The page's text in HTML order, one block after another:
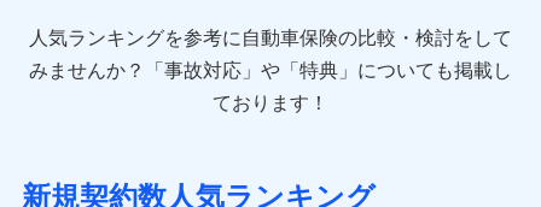
sompo.co.jp/)
東京海上ダイレクト損害保険株式会社 (https://www.e-
AIG損害保険株式会社 (https://www.aig.co.jp/sonpo)
ジェイアイ傷害火災保険株式会社
人気ランキングを参考に自動車保険の比較・検討をして
みませんか？
「事故対応」や「特典」についても掲載し
ております！
新規契約数人気ランキング